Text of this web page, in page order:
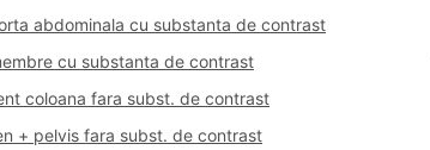
abdominala cu substanta de contrast
cu substanta de contrast
coloana fara subst. de contrast
+ pelvis fara subst. de contrast